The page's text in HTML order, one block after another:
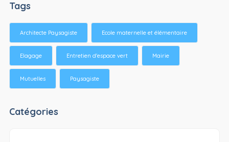
Tags
Architecte Paysagiste Ecole maternelle et élémentaire
Elagage Entretien d'espace vert Mairie
Mutuelles Paysagiste
Catégories